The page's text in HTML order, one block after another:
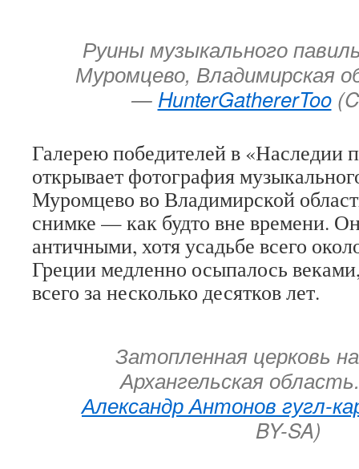
Руины музыкального
Муромцево, Владимирская
— HunterGathererToo
Галерею победителей в «Наследии
открывает фотография
Муромцево во Владимирской
снимке — как будто вне времени.
античными, хотя усадьбе всего
Греции медленно осыпалось
всего за несколько десятков лет.
Затопленная церковь
Архангельская
Александр Антонов гугл-
BY-SA)